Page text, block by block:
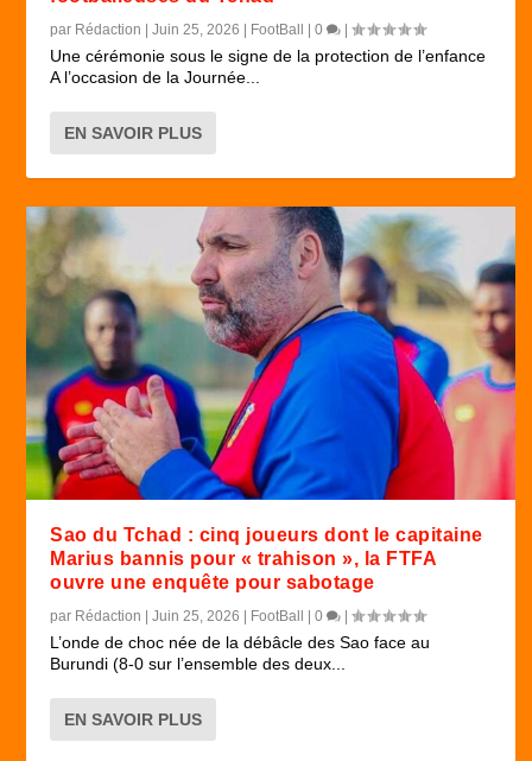
par Rédaction |Juin 25, 2026 FootBall |0 |
Une cérémonie sous le signe de la protection de l’enfance
A l’occasion de la Journée...
EN SAVOIR PLUS
Sao du Tchad : cinq joueurs dont le capitaine
Marius bannis pour « trahison », la FTFA
ouvre une enquête pour sabotage
par Rédaction |Juin 25, 2026 | FootBall |0 |
L’onde de choc née de la débâcle des Sao face au
Burundi (8-0 sur l’ensemble des deux...
EN SAVOIR PLUS